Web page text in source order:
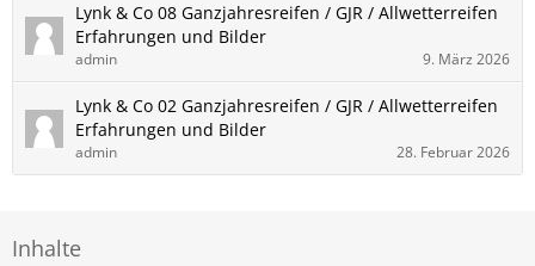
Lynk & Co 08 Ganzjahresreifen / GJR / Allwetterreifen
Erfahrungen und Bilder
admin 9. März 2026
Lynk & Co 02 Ganzjahresreifen / GJR / Allwetterreifen
Erfahrungen und Bilder
admin 28. Februar 2026
Inhalte